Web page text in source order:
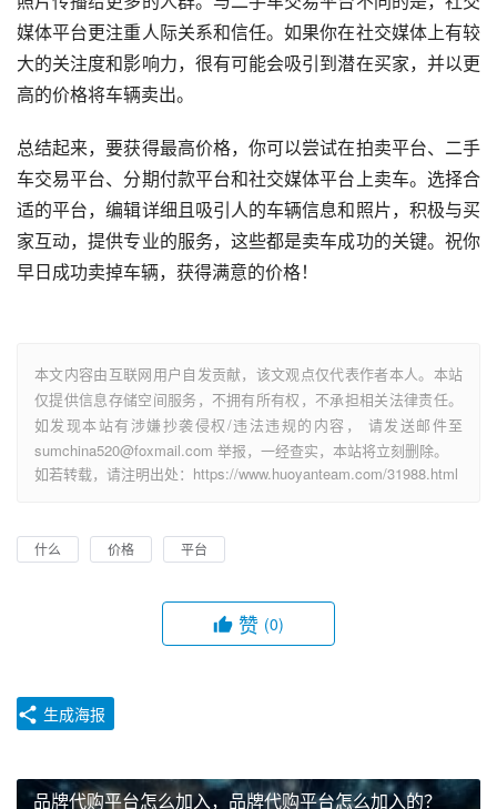
媒体平台更注重人际关系和信任。如果你在社交媒体上有较
大的关注度和影响力，很有可能会吸引到潜在买家，并以更
高的价格将车辆卖出。
总结起来，要获得最高价格，你可以尝试在拍卖平台、二手
车交易平台、分期付款平台和社交媒体平台上卖车。选择合
适的平台，编辑详细且吸引人的车辆信息和照片，积极与买
家互动，提供专业的服务，这些都是卖车成功的关键。祝你
早日成功卖掉车辆，获得满意的价格！
本文内容由互联网用户自发贡献，该文观点仅代表作者本人。本站
仅提供信息存储空间服务，不拥有所有权，不承担相关法律责任。
如发现本站有涉嫌抄袭侵权/违法违规的内容， 请发送邮件至
sumchina520@foxmail.com 举报，一经查实，本站将立刻删除。
如若转载，请注明出处：https://www.huoyanteam.com/31988.html
什么 价格 平台
赞 (0)
生成海报
品牌代购平台怎么加入，品牌代购平台怎么加入的？